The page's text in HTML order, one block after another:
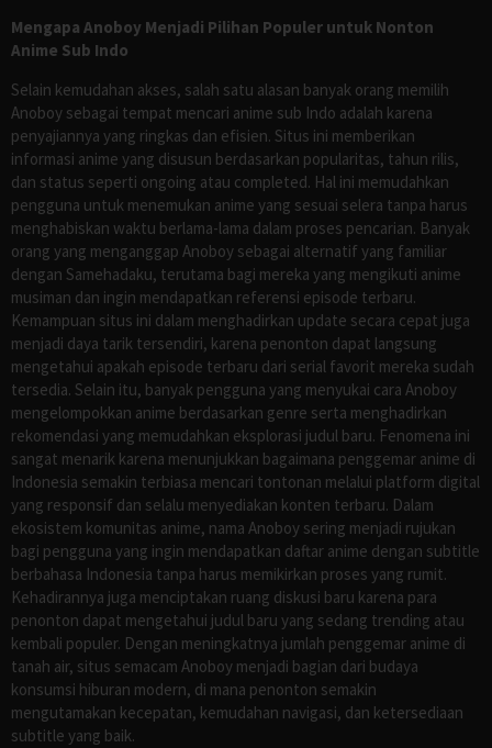
Mengapa Anoboy Menjadi Pilihan Populer untuk Nonton
Anime Sub Indo
Selain kemudahan akses, salah satu alasan banyak orang memilih
Anoboy sebagai tempat mencari anime sub Indo adalah karena
penyajiannya yang ringkas dan efisien. Situs ini memberikan
informasi anime yang disusun berdasarkan popularitas, tahun rilis,
dan status seperti ongoing atau completed. Hal ini memudahkan
pengguna untuk menemukan anime yang sesuai selera tanpa harus
menghabiskan waktu berlama-lama dalam proses pencarian. Banyak
orang yang menganggap Anoboy sebagai alternatif yang familiar
dengan Samehadaku, terutama bagi mereka yang mengikuti anime
musiman dan ingin mendapatkan referensi episode terbaru.
Kemampuan situs ini dalam menghadirkan update secara cepat juga
menjadi daya tarik tersendiri, karena penonton dapat langsung
mengetahui apakah episode terbaru dari serial favorit mereka sudah
tersedia. Selain itu, banyak pengguna yang menyukai cara Anoboy
mengelompokkan anime berdasarkan genre serta menghadirkan
rekomendasi yang memudahkan eksplorasi judul baru. Fenomena ini
sangat menarik karena menunjukkan bagaimana penggemar anime di
Indonesia semakin terbiasa mencari tontonan melalui platform digital
yang responsif dan selalu menyediakan konten terbaru. Dalam
ekosistem komunitas anime, nama Anoboy sering menjadi rujukan
bagi pengguna yang ingin mendapatkan daftar anime dengan subtitle
berbahasa Indonesia tanpa harus memikirkan proses yang rumit.
Kehadirannya juga menciptakan ruang diskusi baru karena para
penonton dapat mengetahui judul baru yang sedang trending atau
kembali populer. Dengan meningkatnya jumlah penggemar anime di
tanah air, situs semacam Anoboy menjadi bagian dari budaya
konsumsi hiburan modern, di mana penonton semakin
mengutamakan kecepatan, kemudahan navigasi, dan ketersediaan
subtitle yang baik.